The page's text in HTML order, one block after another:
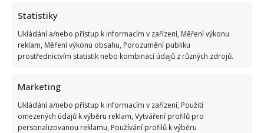
Statistiky
Ukládání a/nebo přístup k informacím v zařízení, Měření výkonu
reklam, Měření výkonu obsahu, Porozumění publiku
prostřednictvím statistik nebo kombinací údajů z různých zdrojů.
Marketing
Ukládání a/nebo přístup k informacím v zařízení, Použití
omezených údajů k výběru reklam, Vytváření profilů pro
personalizovanou reklamu, Používání profilů k výběru
Test znalostí přírodopisu ze 7. třídy základní školy: 10
otázek ukáže, kdo dával pozor
Autor: Richard Touš